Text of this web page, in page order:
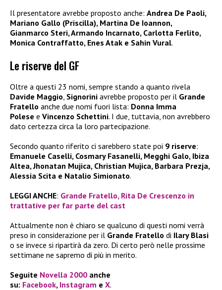
Il presentatore avrebbe proposto anche: Andrea De Paoli,
Mariano Gallo (Priscilla), Martina De Ioannon,
Gianmarco Steri, Armando Incarnato, Carlotta Ferlito,
Monica Contraffatto, Enes Atak e Sahin Vural.
Le riserve del GF
Oltre a questi 23 nomi, sempre stando a quanto rivela
Davide Maggio Signorini avrebbe proposto per il Grande
Fratello anche due nomi fuori lista: Donna Imma
Polese e Vincenzo Schettini. I due, tuttavia, non avrebbero
dato certezza circa la loro partecipazione.
Secondo quanto riferito ci sarebbero state poi 9 riserve:
Emanuele Caselli, Cosmary Fasanelli, Megghi Galo, Ibiza
Altea, Jhonatan Mujica, Christian Mujica, Barbara Prezja,
Alessia Scita e Natalio Simionato.
LEGGI ANCHE: Grande Fratello, Rita De Crescenzo in
trattative per far parte del cast
Attualmente non è chiaro se qualcuno di questi nomi verrà
preso in considerazione per il Grande Fratello di Ilary Blasi
o se invece si ripartirà da zero. Di certo però nelle prossime
settimane ne sapremo di più in merito.
Seguite Novella 2000 anche
su: Facebook, Instagram e X.